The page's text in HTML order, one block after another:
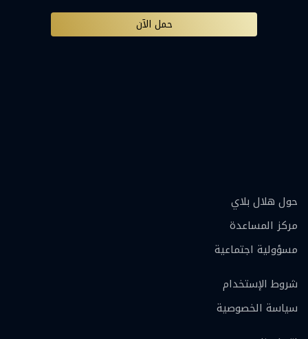
حمل الآن
حول هلال بلاي
مركز المساعدة
مسؤولية اجتماعية
شروط الإستخدام
سياسة الخصوصية